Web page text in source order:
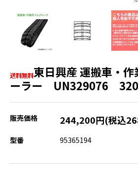
東日興産 運搬車・
ーラー UN329076
販売価格 244,200円(税込
型番 95365194